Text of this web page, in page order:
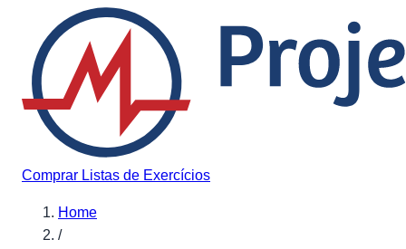
Pular para o conteúdo
Comprar Listas de Exercícios
Home
/